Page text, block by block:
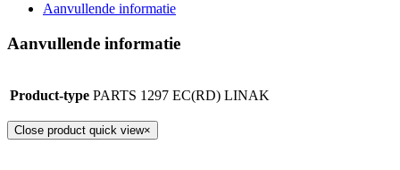
Aanvullende informatie
Aanvullende informatie
Product-type PARTS 1297 EC(RD) LINAK
Close product quick view×